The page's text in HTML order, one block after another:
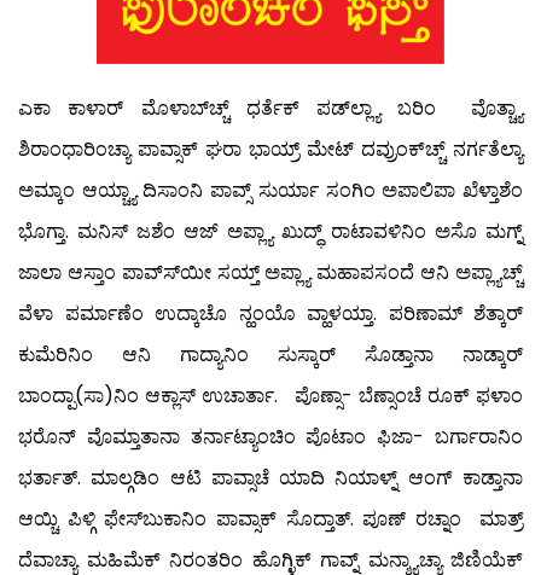
ಎಕಾ ಕಾಳಾರ್ ಮೊಳಾಬ್‍ಚ್ಚ್ ಧರ್ತೆಕ್ ಪಡ್‍ಲ್ಲ್ಯಾ ಬರಿಂ ವೊತ್ಚ್ಯಾ
ಶಿರಾಂಧಾರಿಂಚ್ಯಾ ಪಾವ್ಸಾಕ್ ಘರಾ ಭಾಯ್ರ್ ಮೇಟ್ ದವ್ರುಂಕ್‍ಚ್ಚ್ ನರ್ಗತೆಲ್ಯಾ
ಅಮ್ಕಾಂ ಆಯ್ಚ್ಯಾ ದಿಸಾಂನಿ ಪಾವ್ಸ್ ಸುರ್ಯಾ ಸಂಗಿಂ ಅಪಾಲಿಪಾ ಖೆಳ್ತಾಶೆಂ
ಭೊಗ್ತಾ. ಮನಿಸ್ ಜಶೆಂ ಆಜ್ ಅಪ್ಲ್ಯಾ ಖುದ್ಧ್ ರಾಟಾವಳಿನಿಂ ಅಸೊ ಮಗ್ನ್
ಜಾಲಾ ಆಸ್ತಾಂ ಪಾವ್ಸ್‍ಯೀ ಸಯ್ತ್ ಅಪ್ಲ್ಯಾ ಮಹಾಪಸಂದೆ ಆನಿ ಅಪ್ಲ್ಯಾಚ್ಚ್
ವೆಳಾ ಪರ್ಮಾಣೆಂ ಉದ್ಕಾಚೊ ನ್ಹಂಯೊ ವ್ಹಾಳಯ್ತಾ. ಪರಿಣಾಮ್ ಶೆತ್ಕಾರ್
ಕುಮೆರಿನಿಂ ಆನಿ ಗಾದ್ಯಾನಿಂ ಸುಸ್ಕಾರ್ ಸೊಡ್ತಾನಾ ನಾಡ್ಕಾರ್
ಬಾಂದ್ಪಾ(ಸಾ)ನಿಂ ಆಕ್ಲಾಸ್ ಉಚಾರ್ತಾ. ಪೊಣ್ಸಾ- ಬೆಣ್ಸಾಂಚೆ ರೂಕ್ ಫಳಾಂ
ಭರೊನ್ ವೊಮ್ತಾತಾನಾ ತರ್ನಾಟ್ಯಾಂಚಿಂ ಪೊಟಾಂ ಫಿಜಾ- ಬರ್ಗಾರಾನಿಂ
ಭರ್ತಾತ್. ಮಾಲ್ಗಡಿಂ ಆಟಿ ಪಾವ್ಸಾಚೆ ಯಾದಿ ನಿಯಾಳ್ನ್ ಆಂಗ್ ಕಾಡ್ತಾನಾ
ಆಯ್ಚಿ ಪಿಳ್ಗಿ ಫೇಸ್‍ಬುಕಾನಿಂ ಪಾವ್ಸಾಕ್ ಸೊದ್ತಾತ್. ಪೂಣ್ ರಚ್ನಾಂ ಮಾತ್ರ್
ದೆವಾಚ್ಯಾ ಮಹಿಮೆಕ್ ನಿರಂತರಿಂ ಹೊಗ್ಳಿಕ್ ಗಾವ್ನ್ ಮನ್ಶ್ಯಾಚ್ಯಾ ಜಿಣಿಯೆಕ್